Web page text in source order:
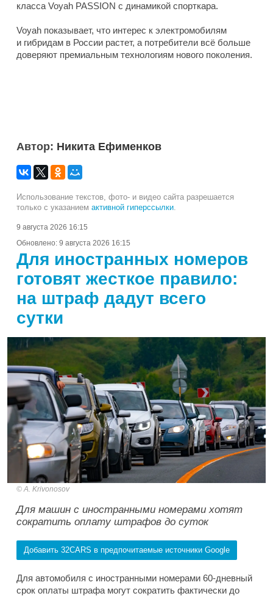
класса Voyah PASSION с динамикой спорткара.
Voyah показывает, что интерес к электромобилям
и гибридам в России растет, а потребители всё больше
доверяют премиальным технологиям нового поколения.
Автор: Никита Ефименков
Использование текстов, фото- и видео сайта разрешается
только с указанием активной гиперссылки.
9 августа 2026 16:15
Обновлено: 9 августа 2026 16:15
Для иностранных номеров
готовят жесткое правило:
на штраф дадут всего
сутки
A. Krivonosov
Для машин с иностранными номерами хотят
сократить оплату штрафов до суток
Добавить 32CARS в предпочитаемые источники Google
Для автомобиля с иностранными номерами 60-дневный
срок оплаты штрафа могут сократить фактически до